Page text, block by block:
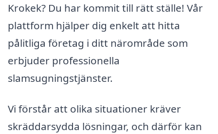
Krokek? Du har kommit till rätt ställe! Vår
plattform hjälper dig enkelt att hitta
pålitliga företag i ditt närområde som
erbjuder professionella
slamsugningstjänster.
Vi förstår att olika situationer kräver
skräddarsydda lösningar, och därför kan